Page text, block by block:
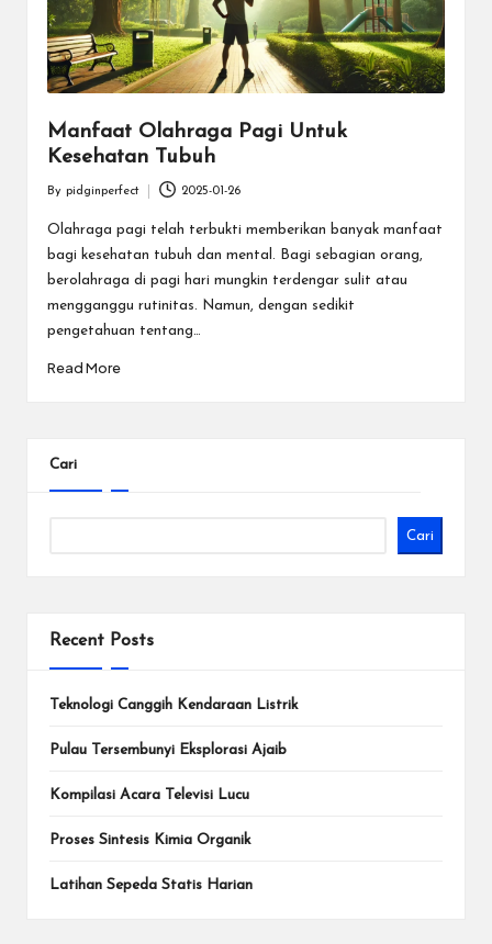
Manfaat Olahraga Pagi Untuk
Kesehatan Tubuh
by
By pidginperfect 2025-01-26
Olahraga pagi telah terbukti memberikan banyak manfaat
bagi kesehatan tubuh dan mental. Bagi sebagian orang,
berolahraga di pagi hari mungkin terdengar sulit atau
mengganggu rutinitas. Namun, dengan sedikit
pengetahuan tentang…
Read More
Cari
Cari
Recent Posts
Teknologi Canggih Kendaraan Listrik
Pulau Tersembunyi Eksplorasi Ajaib
Kompilasi Acara Televisi Lucu
Proses Sintesis Kimia Organik
Latihan Sepeda Statis Harian